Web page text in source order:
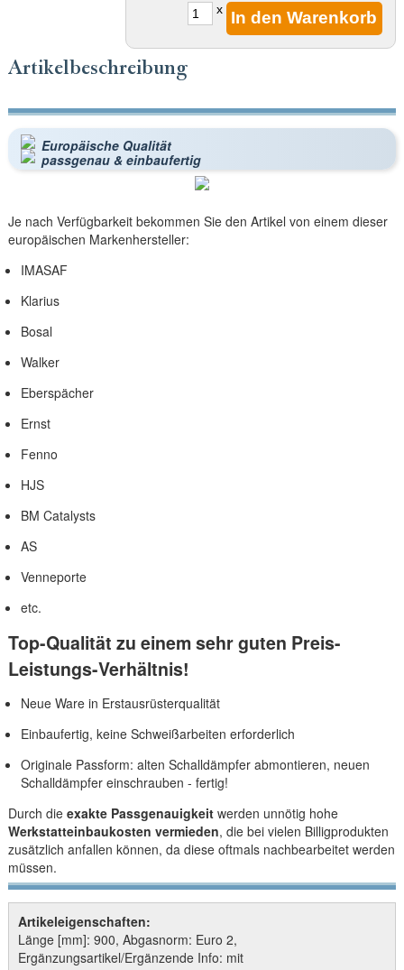
x
Artikelbeschreibung
Europäische Qualität
passgenau & einbaufertig
Je nach Verfügbarkeit bekommen Sie den Artikel von einem dieser
europäischen Markenhersteller:
IMASAF
Klarius
Bosal
Walker
Eberspächer
Ernst
Fenno
HJS
BM Catalysts
AS
Venneporte
etc.
Top-Qualität zu einem sehr guten Preis-
Leistungs-Verhältnis!
Neue Ware in Erstausrüsterqualität
Einbaufertig, keine Schweißarbeiten erforderlich
Originale Passform: alten Schalldämpfer abmontieren, neuen
Schalldämpfer einschrauben - fertig!
Durch die exakte Passgenauigkeitwerden unnötig hohe
Werkstatteinbaukosten vermieden, die bei vielen Billigprodukten
zusätzlich anfallen können, da diese oftmals nachbearbeitet werden
müssen.
Artikeleigenschaften:
Länge [mm]: 900, Abgasnorm: Euro 2,
Ergänzungsartikel/Ergänzende Info: mit